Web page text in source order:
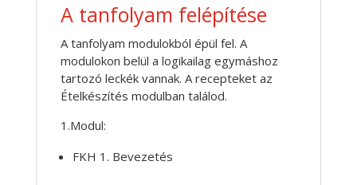
A tanfolyam felépítése
A tanfolyam modulokból épül fel. A
modulokon belül a logikailag egymáshoz
tartozó leckék vannak. A recepteket az
Ételkészítés modulban találod.
1.Modul:
FKH 1. Bevezetés